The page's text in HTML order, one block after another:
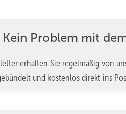
Kein Problem mit
erhalten Sie regelmäßig von
und kostenlos direkt ins